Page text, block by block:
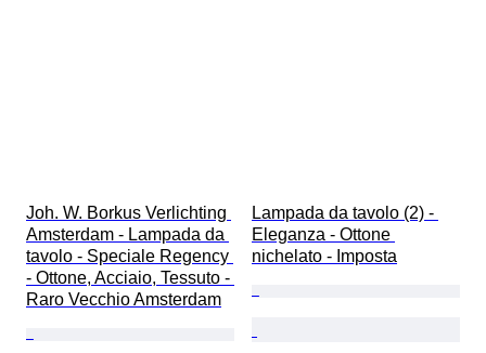
Joh. W. Borkus Verlichting
Amsterdam - Lampada da
tavolo - Speciale Regency
- Ottone, Acciaio, Tessuto -
Raro Vecchio Amsterdam
Lampada da tavolo (2) -
Eleganza - Ottone
nichelato - Imposta